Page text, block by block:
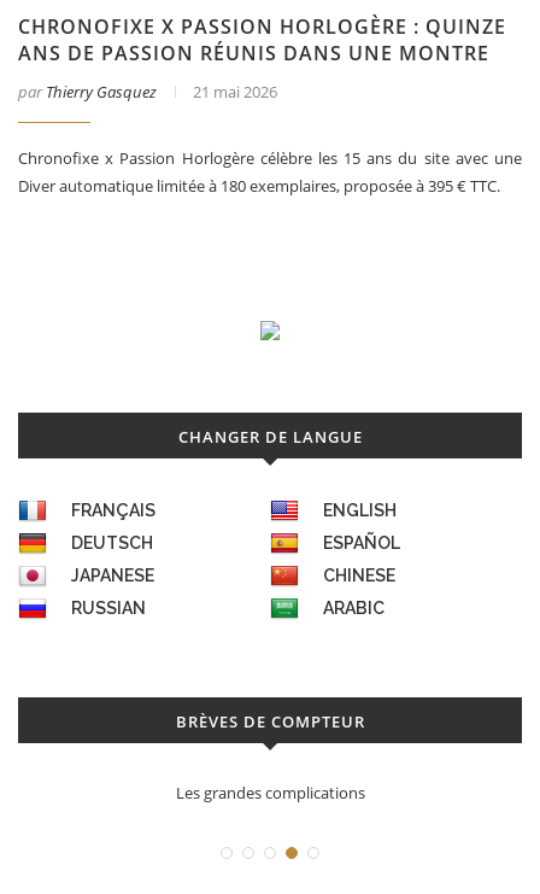
CHRONOFIXE X PASSION HORLOGÈRE : QUINZE
ANS DE PASSION RÉUNIS DANS UNE MONTRE
parThierry Gasquez 21 mai 2026
Chronofixe x Passion Horlogère célèbre les 15 ans du site avec une
Diver automatique limitée à 180 exemplaires, proposée à 395 € TTC.
CHANGER DE LANGUE
FRANÇAIS
ENGLISH
DEUTSCH
ESPAÑOL
JAPANESE
CHINESE
RUSSIAN
ARABIC
BRÈVES DE COMPTEUR
Les grandes complications